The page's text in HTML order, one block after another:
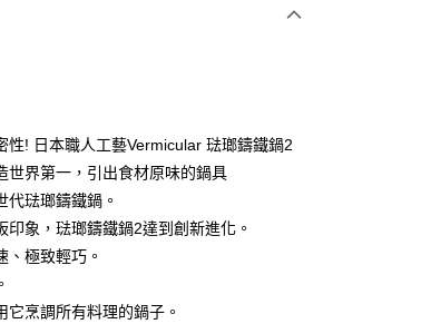
兆豐國際商業銀行
台中商業銀行
遠東國際商業銀行
永豐商業銀行
星展（台灣）商業銀行
台北富邦商業銀行
兆豐國際商業銀行
台中商業銀行
華泰商業銀行
中國信託商業銀行
性! 日本職人工藝Vermicular 琺瑯鑄鐵鍋2
世界第一，引出食材原味的鍋具
代琺瑯鑄鐵鍋。
印象，琺瑯鑄鐵鍋2達到創新進化。
、極致輕巧。
它烹調所有料理的鍋子。